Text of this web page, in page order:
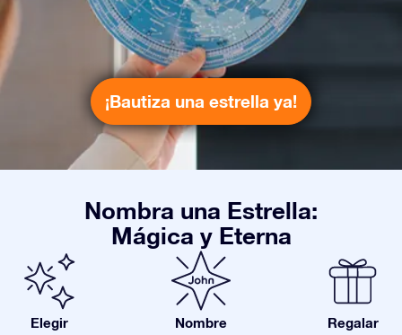
¡Bautiza una estrella ya!
Nombra una Estrella:
Mágica y Eterna
Elegir Nombre Regalar